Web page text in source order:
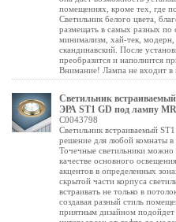
помещениях, кроме тех, где
Светильник белого цвета,
размещать в самых разных по
минимализм, хай-тек, модерн,
скандинавский. После
преобразится и наполнится
Внимание! Лампа не входит в
Светильник
ЭРА ST1 GD под лампу
C0043798
Светильник встраиваемый
решение для любой комнаты
Точечные светильники можно
качестве основного
акцентов в определенных
скрытой части корпуса
встраивать не только в
создавая разный стиль
приятным дизайном подойдет